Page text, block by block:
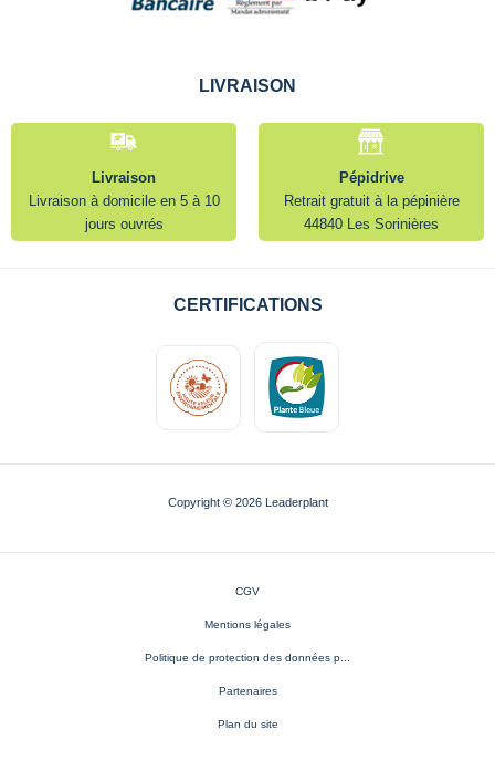
LIVRAISON
Livraison
Livraison à domicile en 5 à 10
jours ouvrés
Pépidrive
Retrait gratuit à la pépinière
44840 Les Sorinières
CERTIFICATIONS
Copyright © 2026 Leaderplant
CGV
Mentions légales
Politique de protection des données p...
Partenaires
Plan du site